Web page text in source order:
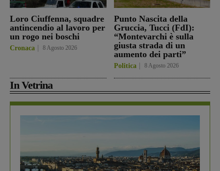
Loro Ciuffenna, squadre
antincendio al lavoro per
un rogo nei boschi
Cronaca 8 Agosto 2026
Punto Nascita della
Gruccia, Tucci (FdI):
“Montevarchi è sulla
giusta strada di un
aumento dei parti”
Politica 8 Agosto 2026
In Vetrina